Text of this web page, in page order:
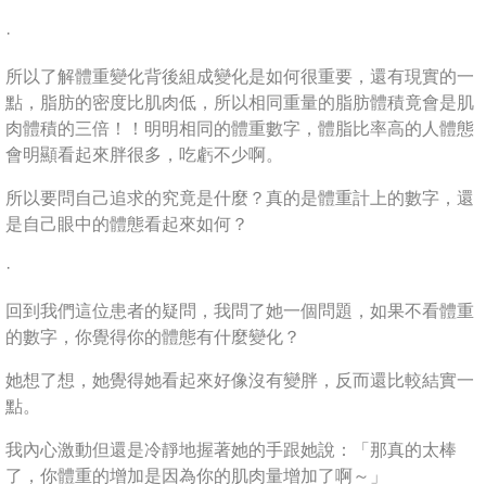
·
所以了解體重變化背後組成變化是如何很重要，還有現實的一
點，脂肪的密度比肌肉低，所以相同重量的脂肪體積竟會是肌
肉體積的三倍！！明明相同的體重數字，體脂比率高的人體態
會明顯看起來胖很多，吃虧不少啊。
所以要問自己追求的究竟是什麼？真的是體重計上的數字，還
是自己眼中的體態看起來如何？
·
回到我們這位患者的疑問，我問了她一個問題，如果不看體重
的數字，你覺得你的體態有什麼變化？
她想了想，她覺得她看起來好像沒有變胖，反而還比較結實一
點。
我內心激動但還是冷靜地握著她的手跟她說：「那真的太棒
了，你體重的增加是因為你的肌肉量增加了啊～」